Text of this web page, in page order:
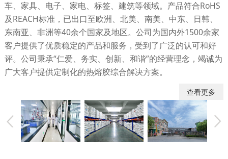
车、家具、电子、家电、标签、建筑等领域。产品符合RoHS
及REACH标准，已出口至欧洲、北美、南美、中东、日韩、
东南亚、非洲等40余个国家及地区。公司为国内外1500余家
客户提供了优质稳定的产品和服务，受到了广泛的认可和好
评。公司秉承“仁爱、务实、创新、和谐”的经营理念，竭诚为
广大客户提供定制化的热熔胶综合解决方案。
查看更多